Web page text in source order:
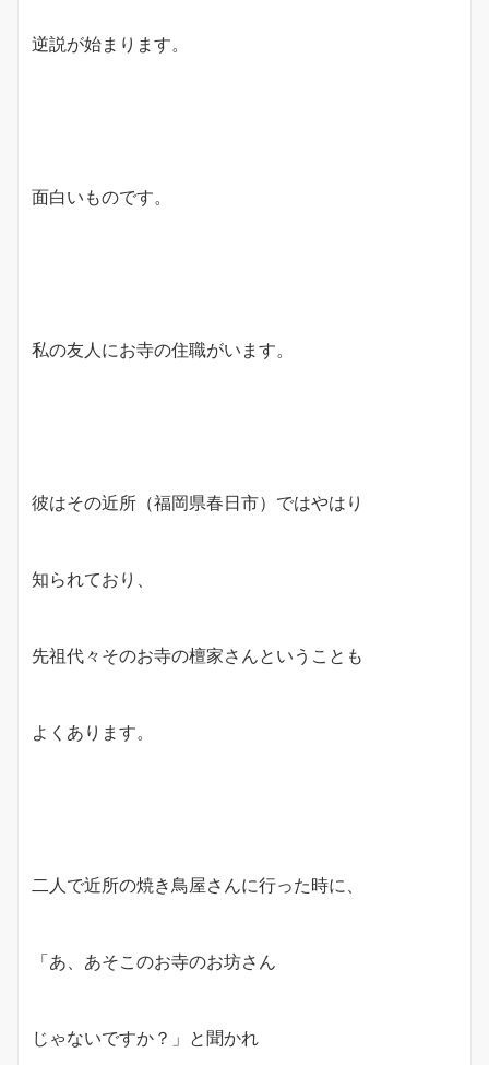
逆説が始まります。
面白いものです。
私の友人にお寺の住職がいます。
彼はその近所（福岡県春日市）ではやはり
知られており、
先祖代々そのお寺の檀家さんということも
よくあります。
二人で近所の焼き鳥屋さんに行った時に、
「あ、あそこのお寺のお坊さん
じゃないですか？」と聞かれ